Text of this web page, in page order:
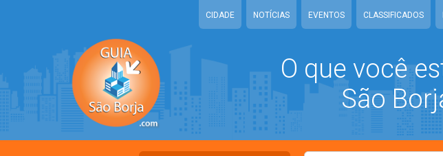
CIDADE NOTÍCIAS EVENTOS CLASSIFICADOS
O que você
São